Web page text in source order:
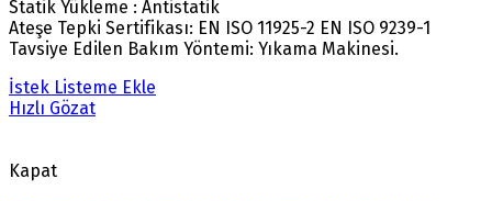
Statik Yükleme : Antistatik
Ateşe Tepki Sertifikası: EN ISO 11925-2 EN ISO 9239-1
Tavsiye Edilen Bakım Yöntemi: Yıkama Makinesi.
İstek Listeme Ekle
Hızlı Gözat
Kapat